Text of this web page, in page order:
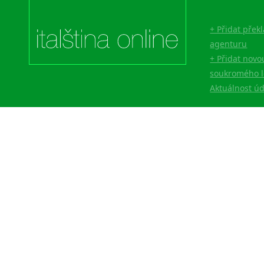
+ Přidat
agenturu
+ Přidat
soukromého
Aktuálnost